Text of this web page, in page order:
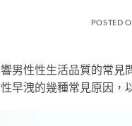
POSTED
男性性生活品質的常見
早洩的幾種常見原因，